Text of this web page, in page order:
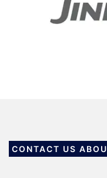
CONTACT US